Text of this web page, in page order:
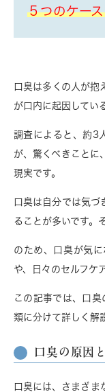
５つのケー
口臭は多くの人が抱
が口内に起因してい
調査によると、約3
が、驚くべきことに
現実です。
口臭は自分では気づ
ることが多いです。
のため、口臭が気
や、日々のセルフケ
この記事では、口
類に分けて詳しく解
口臭の原因
口臭には、さまざま